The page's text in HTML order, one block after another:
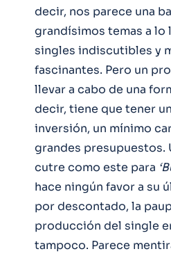
decir, nos parece una
grandísimos temas a lo
singles indiscutibles y
fascinantes. Pero un
llevar a cabo de una
decir, tiene que tener
inversión, un mínimo
grandes presupuestos.
cutre como este para
hace ningún favor a su
por descontado, la
producción del single
tampoco. Parece